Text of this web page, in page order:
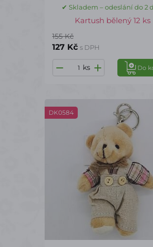
✔ Skladem – odeslání do 2
Kartush bělený 12 ks
155 Kč
127 Kč s DPH
ks Do
DK0584